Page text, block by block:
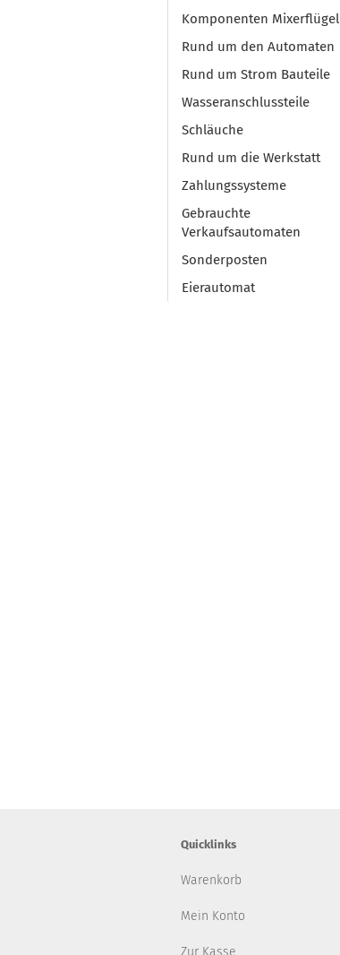
Komponenten Mixerflügel
Rund um den Automaten
Rund um Strom Bauteile
Wasseranschlussteile
Schläuche
Rund um die Werkstatt
Zahlungssysteme
Gebrauchte
Verkaufsautomaten
Sonderposten
Eierautomat
Quicklinks
Warenkorb
Mein Konto
Zur Kasse